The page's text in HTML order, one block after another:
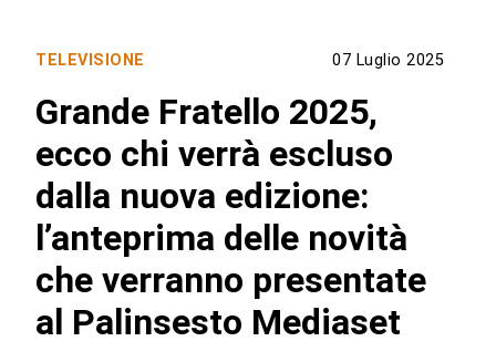
TELEVISIONE 07 Luglio 2025
Grande Fratello 2025,
ecco chi verrà escluso
dalla nuova edizione:
l’anteprima delle novità
che verranno presentate
al Palinsesto Mediaset